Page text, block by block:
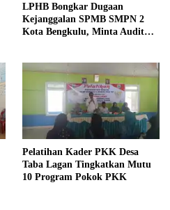
LPHB Bongkar Dugaan
Kejanggalan SPMB SMPN 2
Kota Bengkulu, Minta Audit
Pelatihan Kader PKK Desa
Taba Lagan Tingkatkan Mutu
10 Program Pokok PKK